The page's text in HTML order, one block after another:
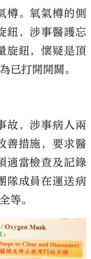
樽。氧氣樽的側
鈕，涉事醫護忘
旋鈕，懷疑是頂
已打開開關。
故，涉事病人兩
善措施，要求醫
適當檢查及記錄
隊成員在運送病
等。